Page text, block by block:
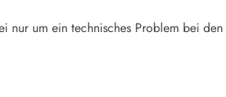
um ein technisches Problem bei